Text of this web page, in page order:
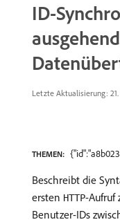
ID-
Letzte Aktualisierung:
THEMEN:
Beschreibt die
ersten HTTP-Aufruf
Benutzer-IDs